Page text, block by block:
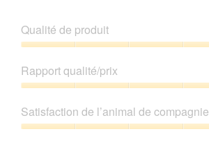
Qualité de produit
de
produit,
5
sur
5
Rapport qualité/prix
qualité/prix,
5
sur
Satisfaction de l’animal de compagnie